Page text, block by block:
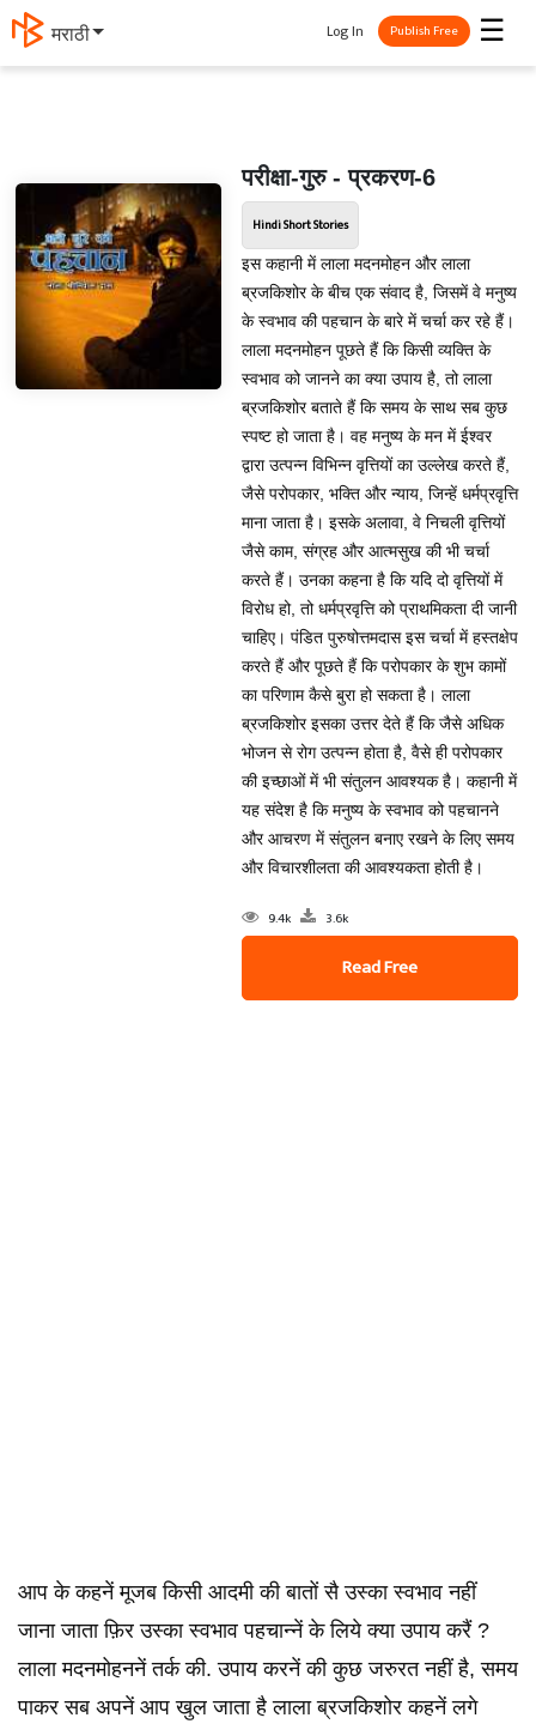
मराठी ☰
Log In Publish Free
परीक्षा-गुरु - प्रकरण-6
Hindi Short Stories
इस कहानी में लाला मदनमोहन और लाला
ब्रजकिशोर के बीच एक संवाद है, जिसमें वे मनुष्य
के स्वभाव की पहचान के बारे में चर्चा कर रहे हैं।
लाला मदनमोहन पूछते हैं कि किसी व्यक्ति के
स्वभाव को जानने का क्या उपाय है, तो लाला
ब्रजकिशोर बताते हैं कि समय के साथ सब कुछ
स्पष्ट हो जाता है। वह मनुष्य के मन में ईश्वर
द्वारा उत्पन्न विभिन्न वृत्तियों का उल्लेख करते हैं,
जैसे परोपकार, भक्ति और न्याय, जिन्हें धर्मप्रवृत्ति
माना जाता है। इसके अलावा, वे निचली वृत्तियों
जैसे काम, संग्रह और आत्मसुख की भी चर्चा
करते हैं। उनका कहना है कि यदि दो वृत्तियों में
विरोध हो, तो धर्मप्रवृत्ति को प्राथमिकता दी जानी
चाहिए। पंडित पुरुषोत्तमदास इस चर्चा में हस्तक्षेप
करते हैं और पूछते हैं कि परोपकार के शुभ कामों
का परिणाम कैसे बुरा हो सकता है। लाला
ब्रजकिशोर इसका उत्तर देते हैं कि जैसे अधिक
भोजन से रोग उत्पन्न होता है, वैसे ही परोपकार
की इच्छाओं में भी संतुलन आवश्यक है। कहानी में
यह संदेश है कि मनुष्य के स्वभाव को पहचानने
और आचरण में संतुलन बनाए रखने के लिए समय
और विचारशीलता की आवश्यकता होती है।
9.4k 3.6k
Read Free
आप के कहनें मूजब किसी आदमी की बातों सै उस्‍का स्‍वभाव नहीं
जाना जाता फ़िर उस्‍का स्‍वभाव पहचान्‍नें के लिये क्‍या उपाय करैं ?
लाला मदनमोहननें तर्क की. उपाय करनें की कुछ जरुरत नहीं है, समय
पाकर सब अपनें आप खुल जाता है लाला ब्रजकिशोर कहनें लगे